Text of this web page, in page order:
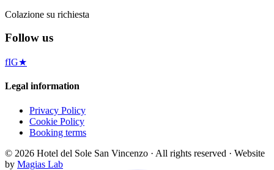
Colazione su richiesta
Follow us
fIG★
Legal information
Privacy Policy
Cookie Policy
Booking terms
© 2026 Hotel del Sole San Vincenzo · All rights reserved · Website
by Magias Lab